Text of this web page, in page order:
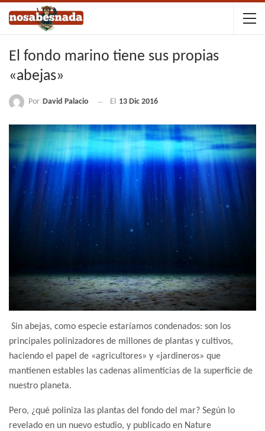
El fondo marino tiene sus propias
«abejas»
Por David Palacio El 13 Dic 2016
Sin abejas, como especie estaríamos condenados: son los
principales polinizadores de millones de plantas y cultivos,
haciendo el papel de «agricultores» y «jardineros» que
mantienen estables las cadenas alimenticias de la superficie de
nuestro planeta.
Pero, ¿qué poliniza las plantas del fondo del mar? Según lo
revelado en un nuevo estudio, y publicado en Nature